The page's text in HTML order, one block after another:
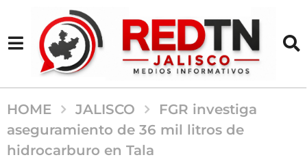
HOME JALISCO
FGR investiga
aseguramiento de 36 mil litros de
hidrocarburo en Tala